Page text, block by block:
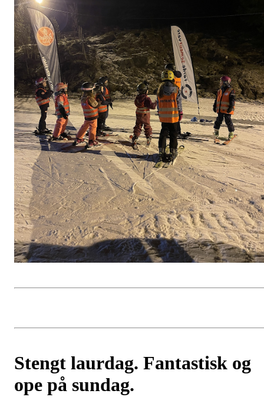
Stengt laurdag. Fantastisk og
ope på sundag.